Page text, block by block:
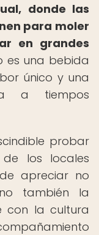
donde las
para moler
en grandes
es una bebida
único y una
a tiempos
probar
los locales
apreciar no
también la
con la cultura